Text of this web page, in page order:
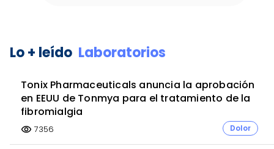
Castellón Tarragona
Granada Alicante Córdoba Albacete
Cuenca Pontevedra Teruel Melilla
Valencia
Burgos Huesca
6
Lo + leído Laboratorios
Tonix Pharmaceuticals anuncia la aprobación
en EEUU de Tonmya para el tratamiento de la
fibromialgia
visibility 7356 Dolor